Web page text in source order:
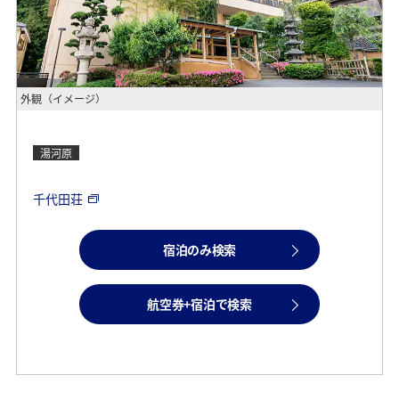
外観（イメージ）
湯河原
千代田荘
宿泊のみ検索
航空券+宿泊で検索